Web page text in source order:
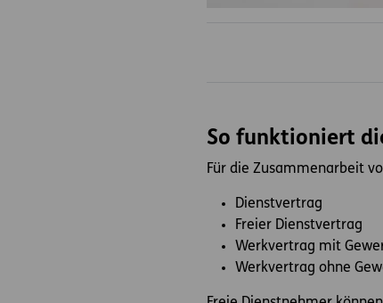
So funktioniert
Für die Zusammenarbeit
Dienstvertrag
Freier Dienstvertrag
Werkvertrag mit
Werkvertrag ohne